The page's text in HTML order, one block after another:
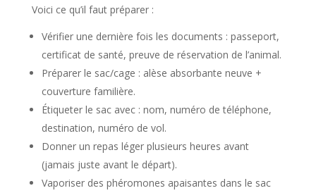
Voici ce qu’il faut préparer :
Vérifier une dernière fois les documents : passeport,
certificat de santé, preuve de réservation de l’animal.
Préparer le sac/cage : alèse absorbante neuve +
couverture familière.
Étiqueter le sac avec : nom, numéro de téléphone,
destination, numéro de vol.
Donner un repas léger plusieurs heures avant
(jamais juste avant le départ).
Vaporiser des phéromones apaisantes dans le sac